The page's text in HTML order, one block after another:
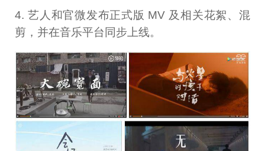
4. 艺人和官微发布正式版 MV 及相关花絮、混
剪，并在音乐平台同步上线。